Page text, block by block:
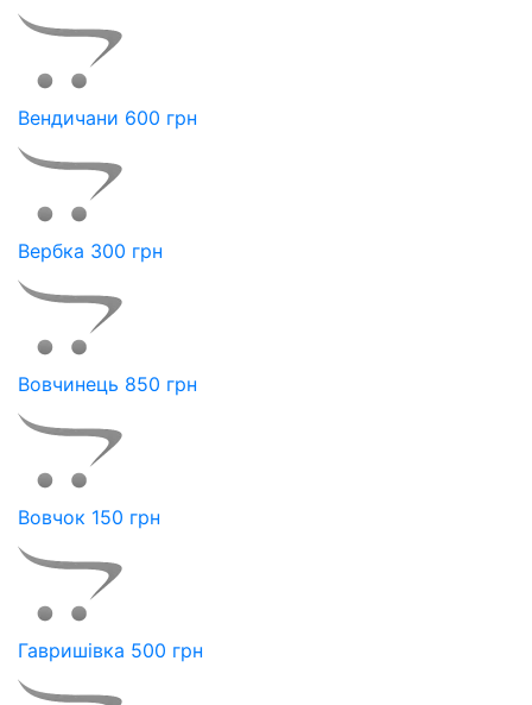
Вендичани 600 грн
Вербка 300 грн
Вовчинець 850 грн
Вовчок 150 грн
Гавришівка 500 грн